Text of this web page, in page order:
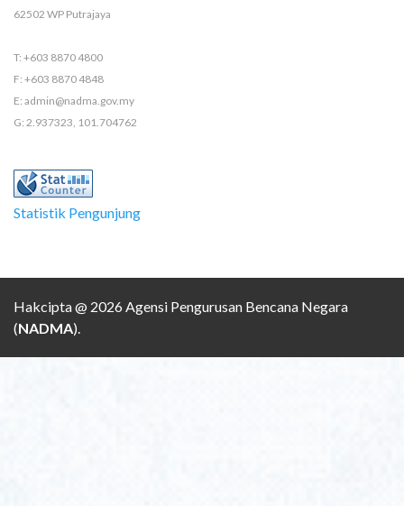
62502 WP Putrajaya
T: +603 8870 4800
F: +603 8870 4848
E: admin@nadma.gov.my
G: 2.937323, 101.704762
Statistik Pengunjung
Hakcipta @ 2026 Agensi Pengurusan Bencana Negara
(NADMA).